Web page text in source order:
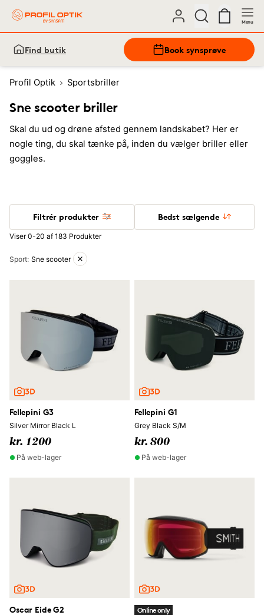
Menu
Find butik Book synsprøve
Profil Optik Sportsbriller
Sne scooter briller
Skal du ud og drøne afsted gennem landskabet? Her er
nogle ting, du skal tænke på, inden du vælger briller eller
goggles.
Filtrér produkter Bedst sælgende
Viser 0-20 af 183 Produkter
Aktive filtre
Sport: Sne scooter
Fellepini G3
Silver Mirror Black L
kr. 1200
På web-lager
Fellepini G1
Grey Black S/M
kr. 800
På web-lager
Oscar Eide G2 Online only